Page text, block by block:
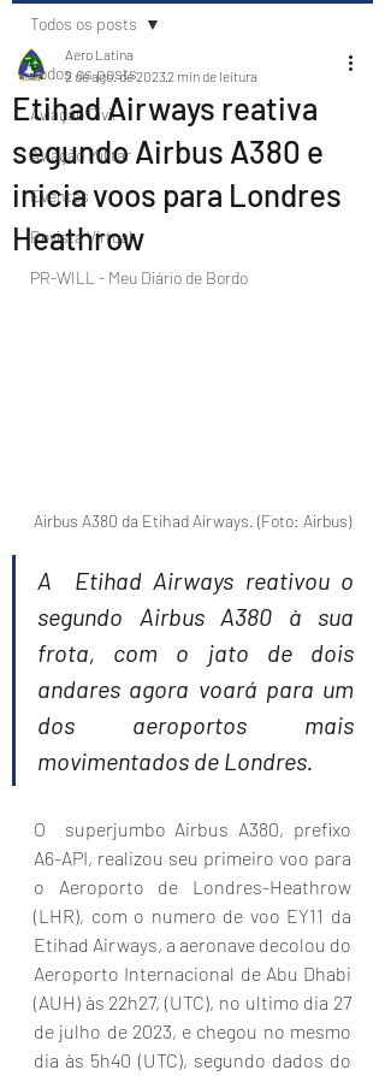
Todos os posts
Aviação Civil
Aviação Militar
Eventos
Revista Virtual
PR-WILL - Meu Diário de Bordo
Todos os posts
Etihad Airways reativa
segundo Airbus A380 e
inicia voos para Londres
Heathrow
Aero Latina
2 de ago. de 20232 min de leitura
Airbus A380 da Etihad Airways. (Foto: Airbus)
A  Etihad Airways reativou o
segundo Airbus A380 à sua
frota, com o jato de dois
andares agora voará para um
dos aeroportos mais
movimentados de Londres.
O  superjumbo Airbus A380, prefixo
A6-API, realizou seu primeiro voo para
o Aeroporto de Londres-Heathrow
(LHR), com o numero de voo EY11 da
Etihad Airways, a aeronave decolou do
Aeroporto Internacional de Abu Dhabi
(AUH) às 22h27, (UTC), no ultimo dia 27
de julho de 2023, e chegou no mesmo
dia às 5h40 (UTC), segundo dados do